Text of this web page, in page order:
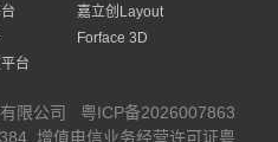
嘉立创Layout
Forface 3D
台
限公司
粤ICP备2026007863
增值电信业务经营许可证粤